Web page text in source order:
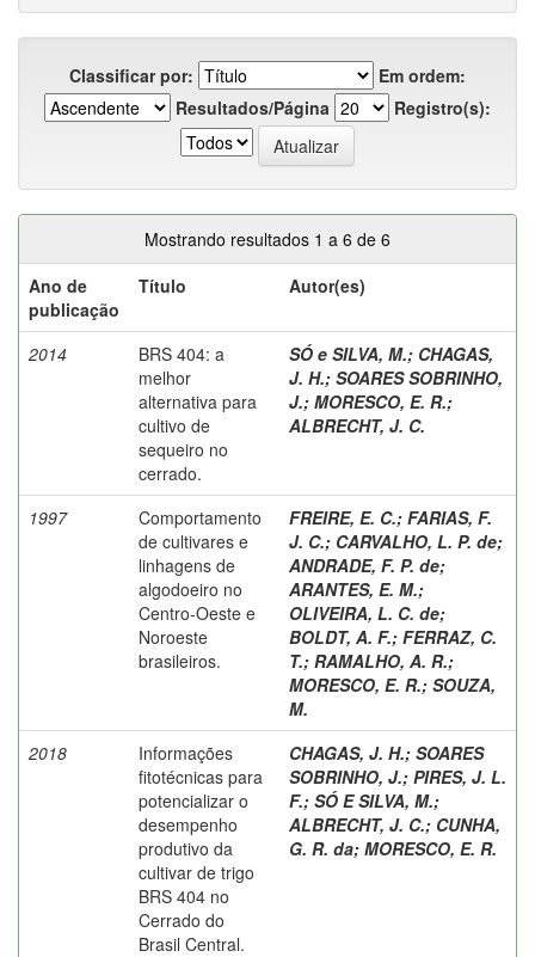
Classificar por:
Em ordem:
Resultados/Página
Registro(s):
Mostrando resultados 1 a 6 de 6
Ano de
publicação
Título Autor(es)
2014
BRS 404: a
melhor
alternativa para
cultivo de
sequeiro no
cerrado.
SÓ e SILVA, M.; CHAGAS,
J. H.; SOARES SOBRINHO,
J.; MORESCO, E. R.;
ALBRECHT, J. C.
1997
Comportamento
de cultivares e
linhagens de
algodoeiro no
Centro-Oeste e
Noroeste
brasileiros.
FREIRE, E. C.; FARIAS, F.
J. C.; CARVALHO, L. P. de;
ANDRADE, F. P. de;
ARANTES, E. M.;
OLIVEIRA, L. C. de;
BOLDT, A. F.; FERRAZ, C.
T.; RAMALHO, A. R.;
MORESCO, E. R.; SOUZA,
M.
2018
Informações
fitotécnicas para
potencializar o
desempenho
produtivo da
cultivar de trigo
BRS 404 no
Cerrado do
Brasil Central.
CHAGAS, J. H.; SOARES
SOBRINHO, J.; PIRES, J. L.
F.; SÓ E SILVA, M.;
ALBRECHT, J. C.; CUNHA,
G. R. da; MORESCO, E. R.